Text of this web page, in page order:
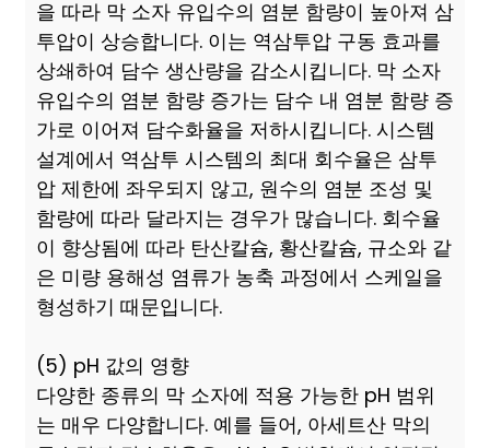
을 따라 막 소자 유입수의 염분 함량이 높아져 삼
투압이 상승합니다. 이는 역삼투압 구동 효과를
상쇄하여 담수 생산량을 감소시킵니다. 막 소자
유입수의 염분 함량 증가는 담수 내 염분 함량 증
가로 이어져 담수화율을 저하시킵니다. 시스템
설계에서 역삼투 시스템의 최대 회수율은 삼투
압 제한에 좌우되지 않고, 원수의 염분 조성 및
함량에 따라 달라지는 경우가 많습니다. 회수율
이 향상됨에 따라 탄산칼슘, 황산칼슘, 규소와 같
은 미량 용해성 염류가 농축 과정에서 스케일을
형성하기 때문입니다.
(5) pH 값의 영향
다양한 종류의 막 소자에 적용 가능한 pH 범위
는 매우 다양합니다. 예를 들어, 아세트산 막의